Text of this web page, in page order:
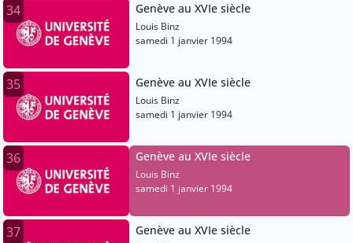
34 Genève au XVIe siècle
Louis Binz
samedi 1 janvier 1994
35 Genève au XVIe siècle
Louis Binz
samedi 1 janvier 1994
36 Genève au XVIe siècle
Louis Binz
samedi 1 janvier 1994
37 Genève au XVIe siècle